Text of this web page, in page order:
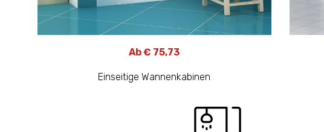
Ab € 75,73
Einseitige Wannenkabinen